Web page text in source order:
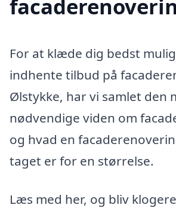
For at klæde dig bedst
indhente tilbud på
Ølstykke, har vi samlet den
nødvendige viden om
og hvad en
taget er for en størrelse.
Læs med her, og bliv